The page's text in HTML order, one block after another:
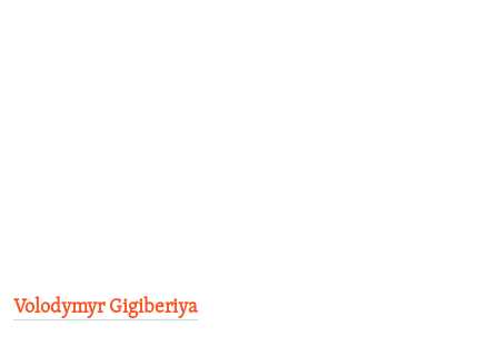
Volodymyr Gigiberiya